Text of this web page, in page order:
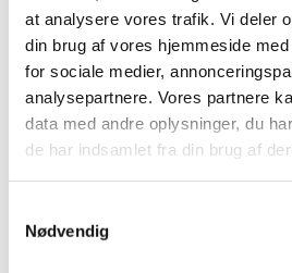
at analysere vores trafik. Vi deler
din brug af vores hjemmeside
for sociale medier,
analysepartnere. Vores partnere
data med andre oplysninger, du
de har indsamlet fra din brug af
Nødvendig
ADR Repetition -
Grundkursus
Skolefagkode
Varighed